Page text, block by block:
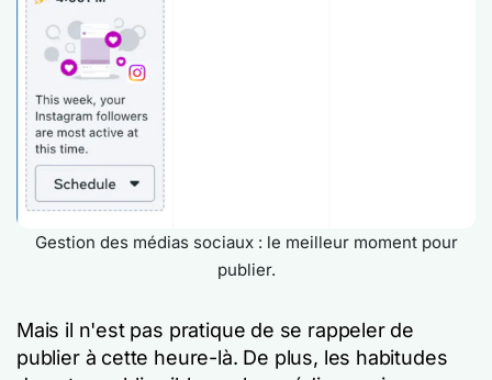
Gestion des médias sociaux : le meilleur moment pour
publier.
Mais il n'est pas pratique de se rappeler de
publier à cette heure-là. De plus, les habitudes